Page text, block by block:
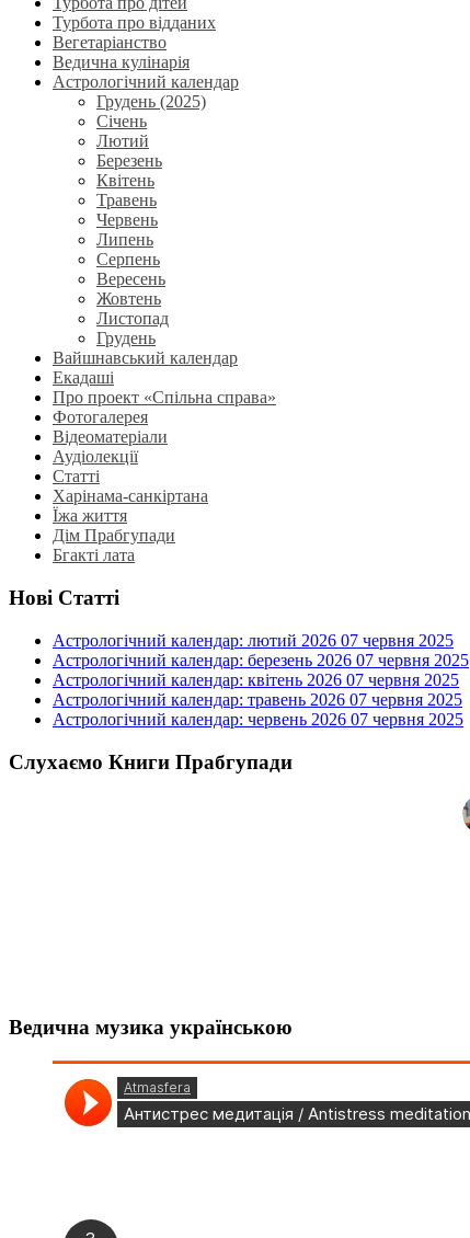
Турбота про відданих
Вегетаріанство
Ведична кулінарія
Астрологічний календар
Грудень (2025)
Січень
Лютий
Березень
Квітень
Травень
Червень
Липень
Серпень
Вересень
Жовтень
Листопад
Грудень
Вайшнавський календар
Екадаші
Про проект «Спільна справа»
Фотогалерея
Відеоматеріали
Аудіолекції
Статті
Харінама-санкіртана
Їжа життя
Дім Прабгупади
Бгакті лата
Нові Статті
Астрологічний календар: лютий 2026 07 червня 2025
Астрологічний календар: березень 2026 07 червня 2025
Астрологічний календар: квітень 2026 07 червня 2025
Астрологічний календар: травень 2026 07 червня 2025
Астрологічний календар: червень 2026 07 червня 2025
Слухаємо Книги Прабгупади
Ведична музика українською